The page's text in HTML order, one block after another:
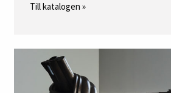
Till katalogen »